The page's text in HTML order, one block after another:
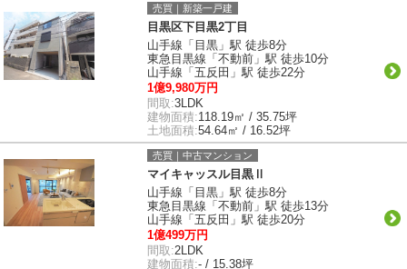
売買｜新築一戸建
目黒区下目黒2丁目
山手線「目黒」駅 徒歩8分
東急目黒線「不動前」駅 徒歩10分
山手線「五反田」駅 徒歩22分
1億9,980万円
間取:3LDK
建物面積:118.19㎡ / 35.75坪
土地面積:54.64㎡ / 16.52坪
売買｜中古マンション
マイキャッスル目黒Ⅱ
山手線「目黒」駅 徒歩8分
東急目黒線「不動前」駅 徒歩13分
山手線「五反田」駅 徒歩20分
1億499万円
間取:2LDK
建物面積:- / 15.38坪